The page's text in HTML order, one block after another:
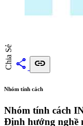
Chia Sẻ share link
Nhóm tính cách
Nhóm tính cách
Định hướng nghề